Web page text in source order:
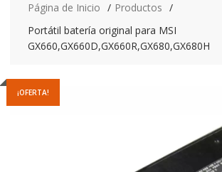
Página de Inicio
Productos
Portátil batería original para MSI
GX660,GX660D,GX660R,GX680,GX680H
¡OFERTA!